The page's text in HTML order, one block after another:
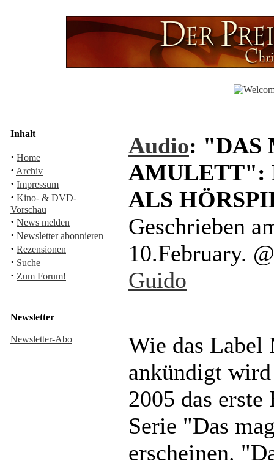
Inhalt
· Home
· Archiv
· Impressum
· Kino- & DVD-
Vorschau
· News melden
· Newsletter abonnieren
· Rezensionen
· Suche
· Zum Forum!
Newsletter
Newsletter-Abo
Audio: "DAS
AMULETT":
ALS
Geschrieben
10.February.
Guido
Wie das
ankündigt
2005 das
Serie "Das
erscheinen.